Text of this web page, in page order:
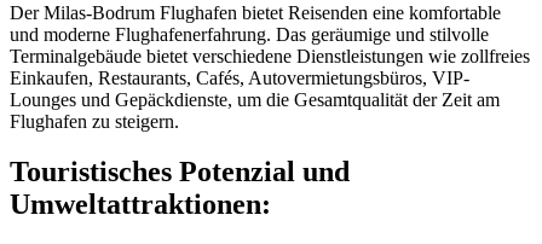
Der Milas-Bodrum Flughafen bietet Reisenden eine komfortable
und moderne Flughafenerfahrung. Das geräumige und stilvolle
Terminalgebäude bietet verschiedene Dienstleistungen wie zollfreies
Einkaufen, Restaurants, Cafés, Autovermietungsbüros, VIP-
Lounges und Gepäckdienste, um die Gesamtqualität der Zeit am
Flughafen zu steigern.
Touristisches Potenzial und
Umweltattraktionen: